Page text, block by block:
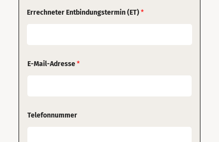
Errechneter Entbindungstermin (ET)*
E-Mail-Adresse*
Telefonnummer